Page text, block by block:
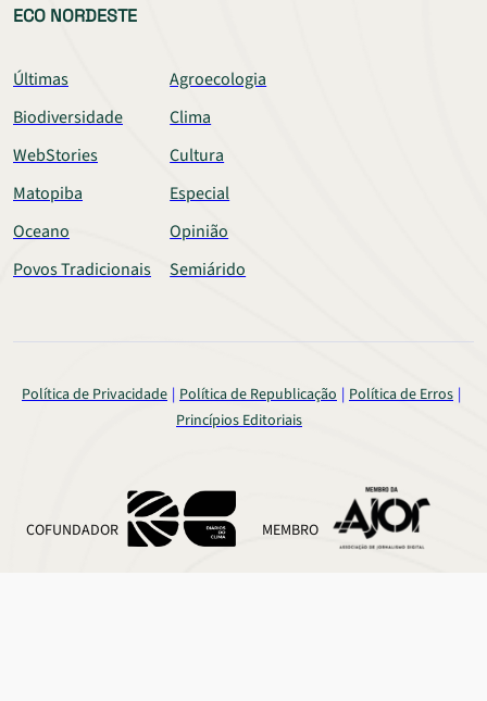
ECO NORDESTE
Últimas
Agroecologia
Biodiversidade
Clima
WebStories
Cultura
Matopiba
Especial
Oceano
Opinião
Povos Tradicionais
Semiárido
Política de Privacidade Política de Republicação
Política de Erros
Princípios Editoriais
COFUNDADOR MEMBRO